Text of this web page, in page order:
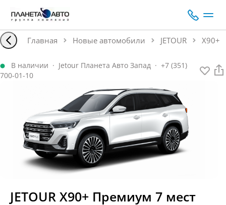
Главная Новые автомобили JETOUR X90+
В наличии · Jetour Планета Авто Запад · +7 (351)
700-01-10
JETOUR X90+ Премиум 7 мест